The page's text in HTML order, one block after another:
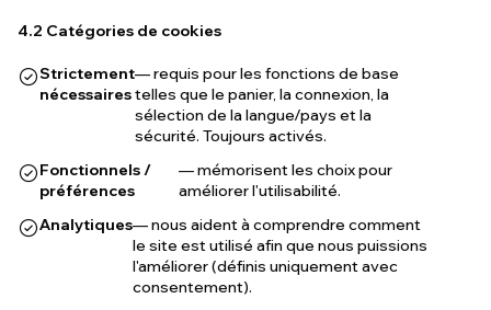
4.2 Catégories de cookies
Strictement
nécessaires
— requis pour les fonctions de base
telles que le panier, la connexion, la
sélection de la langue/pays et la
sécurité. Toujours activés.
Fonctionnels /
préférences
— mémorisent les choix pour
améliorer l'utilisabilité.
Analytiques— nous aident à comprendre comment
le site est utilisé afin que nous puissions
l'améliorer (définis uniquement avec
consentement).